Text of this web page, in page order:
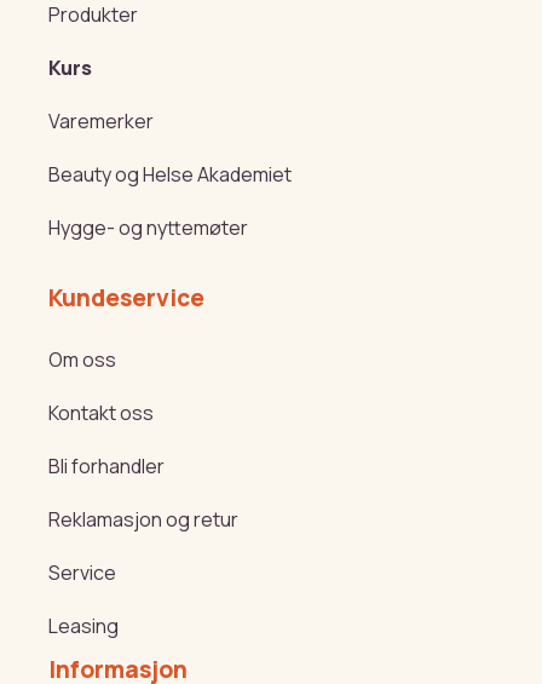
Produkter
Kurs
Varemerker
Beauty og Helse Akademiet
Hygge- og nyttemøter
Kundeservice
Om oss
Kontakt oss
Bli forhandler
Reklamasjon og retur
Service
Leasing
Informasjon